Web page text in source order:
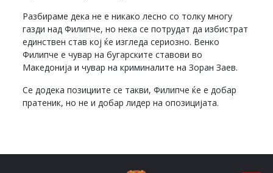
Разбираме дека не е никако лесно со толку многу
газди над Филипче, но нека се потрудат да избистрат
единствен став кој ќе изгледа сериозно. Венко
Филипче е чувар на бугарските ставови во
Македонија и чувар на криминалите на Зоран Заев.
Се додека позициите се такви, Филипче ќе е добар
пратеник, но не и добар лидер на опозицијата.